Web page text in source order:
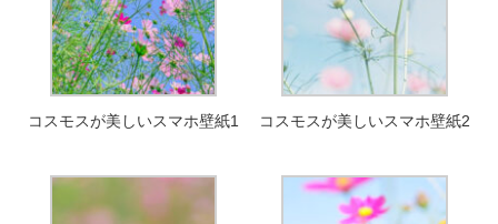
コスモスが美しいスマホ壁紙1 コスモスが美しいスマホ壁紙2